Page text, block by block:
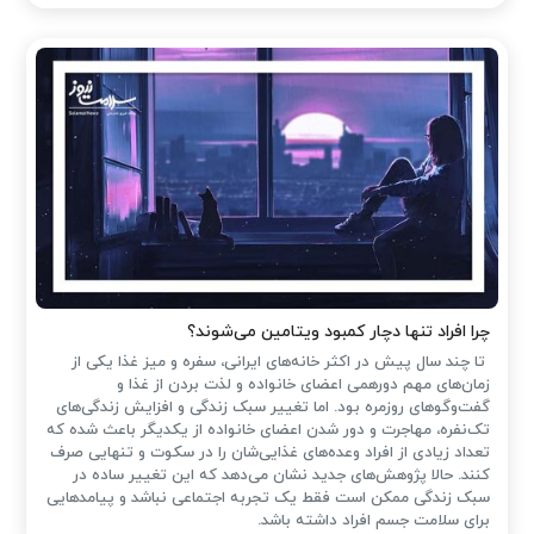
چرا افراد تنها دچار کمبود ویتامین می‌شوند؟
تا چند سال پیش در اکثر خانه‌های ایرانی، سفره و میز غذا یکی از
زمان‌های مهم دورهمی اعضای خانواده و لذت بردن از غذا و
گفت‌وگوهای روزمره بود. اما تغییر سبک زندگی و افزایش زندگی‌های
تک‌نفره، مهاجرت و دور شدن اعضای خانواده از یکدیگر باعث شده که
تعداد زیادی از افراد وعده‌های غذایی‌شان را در سکوت و تنهایی صرف
کنند. حالا پژوهش‌های جدید نشان می‌دهد که این تغییر ساده در
سبک زندگی ممکن است فقط یک تجربه اجتماعی نباشد و پیامدهایی
برای سلامت جسم افراد داشته باشد.